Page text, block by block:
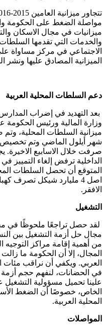
مواصلة الضغط على الحكومة
ميزانيات في مجال الاسكان
والخدمات التي تقدمها
الاجتماعي في مركز مساواة
الميزانية المصادق عليها ونشر
دعم السلطات المحلية العربية
صرفت خلال الاسابيع الاخيرة.
الداخلية ترفض إلغاء
المتوقع أن تحصل السلطات
اصل 4 مليارد شيكل تصرف
الافقر.
التشغيل
لقد حصل تراجعًا ملحوظًا في
مجال حل أزمة التشغيل بين
من أهمية إقامة مراكز التوجيه
المجال، إلا أن الحكومة ما
العربي. ويكفي أن نراقب
في الحضانات، لنفهم حجم
علينا تحميل مسؤولية التشغيل
الخاص، خصوصًا أن الضغط
المحلية العربية.
المواصلات